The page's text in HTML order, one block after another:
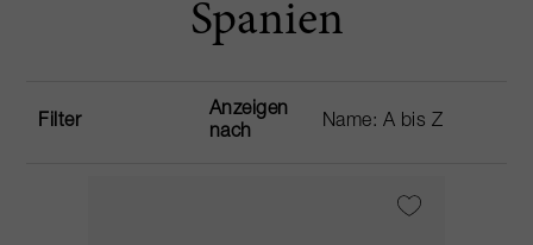
Spanien
Filter
Anzeigen
nach